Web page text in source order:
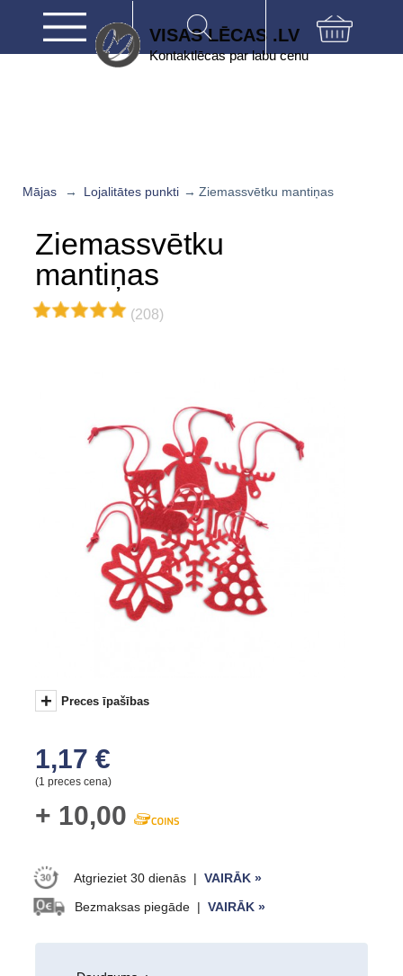
VISAS LĒCAS .LV
Kontaktlēcas par labu cenu
Mājas → Lojalitātes punkti → Ziemassvētku mantiņas
Ziemassvētku
mantiņas
(208)
+ Preces īpašības
1,17 €
(1 preces cena)
+ 10,00
Atgrieziet 30 dienās | VAIRĀK »
Bezmaksas piegāde | VAIRĀK »